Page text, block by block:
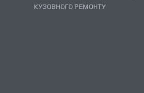
КУЗОВНОГО РЕМОНТУ